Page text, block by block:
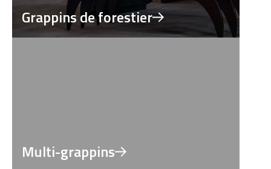
Grappins de forestier
Multi-grappins